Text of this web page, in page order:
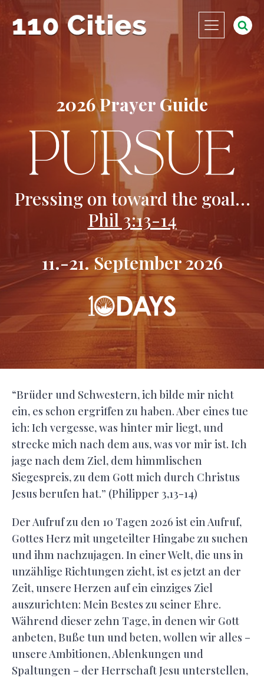
2026 Prayer Guide
Pressing on toward the goal…
Phil 3:13-14
11.-21. September 2026
“Brüder und Schwestern, ich bilde mir nicht
ein, es schon ergriffen zu haben. Aber eines tue
ich: Ich vergesse, was hinter mir liegt, und
strecke mich nach dem aus, was vor mir ist. Ich
jage nach dem Ziel, dem himmlischen
Siegespreis, zu dem Gott mich durch Christus
Jesus berufen hat.” (Philipper 3,13-14)
Der Aufruf zu den 10 Tagen 2026 ist ein Aufruf,
Gottes Herz mit ungeteilter Hingabe zu suchen
und ihm nachzujagen. In einer Welt, die uns in
unzählige Richtungen zieht, ist es jetzt an der
Zeit, unsere Herzen auf ein einziges Ziel
auszurichten: Mein Bestes zu seiner Ehre.
Während dieser zehn Tage, in denen wir Gott
anbeten, Buße tun und beten, wollen wir alles –
unsere Ambitionen, Ablenkungen und
Spaltungen – der Herrschaft Jesu unterstellen,